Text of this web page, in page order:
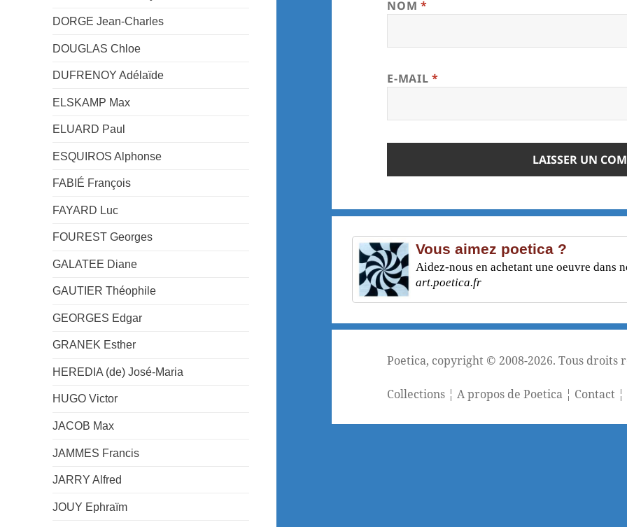
DORGE Jean-Charles
DOUGLAS Chloe
DUFRENOY Adélaïde
ELSKAMP Max
ELUARD Paul
ESQUIROS Alphonse
FABIÉ François
FAYARD Luc
FOUREST Georges
GALATEE Diane
GAUTIER Théophile
GEORGES Edgar
GRANEK Esther
HEREDIA (de) José-Maria
HUGO Victor
JACOB Max
JAMMES Francis
JARRY Alfred
JOUY Ephraïm
NOM *
E-MAIL *
Vous aimez poetica ?
Aidez-nous en achetant une oeuvre dans
art.poetica.fr
Poetica, copyright © 2008-2026. Tous droits
Collections ¦A propos de Poetica ¦ Contact ¦